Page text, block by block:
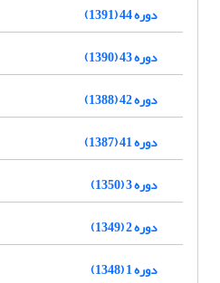
دوره 44 (1391)
دوره 43 (1390)
دوره 42 (1388)
دوره 41 (1387)
دوره 3 (1350)
دوره 2 (1349)
دوره 1 (1348)